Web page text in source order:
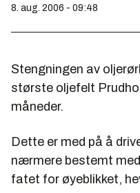
8. aug. 2006 - 09:48
Stengningen av
største oljefelt
måneder.
Dette er med på å
nærmere bestemt
fatet for øyeblikket,